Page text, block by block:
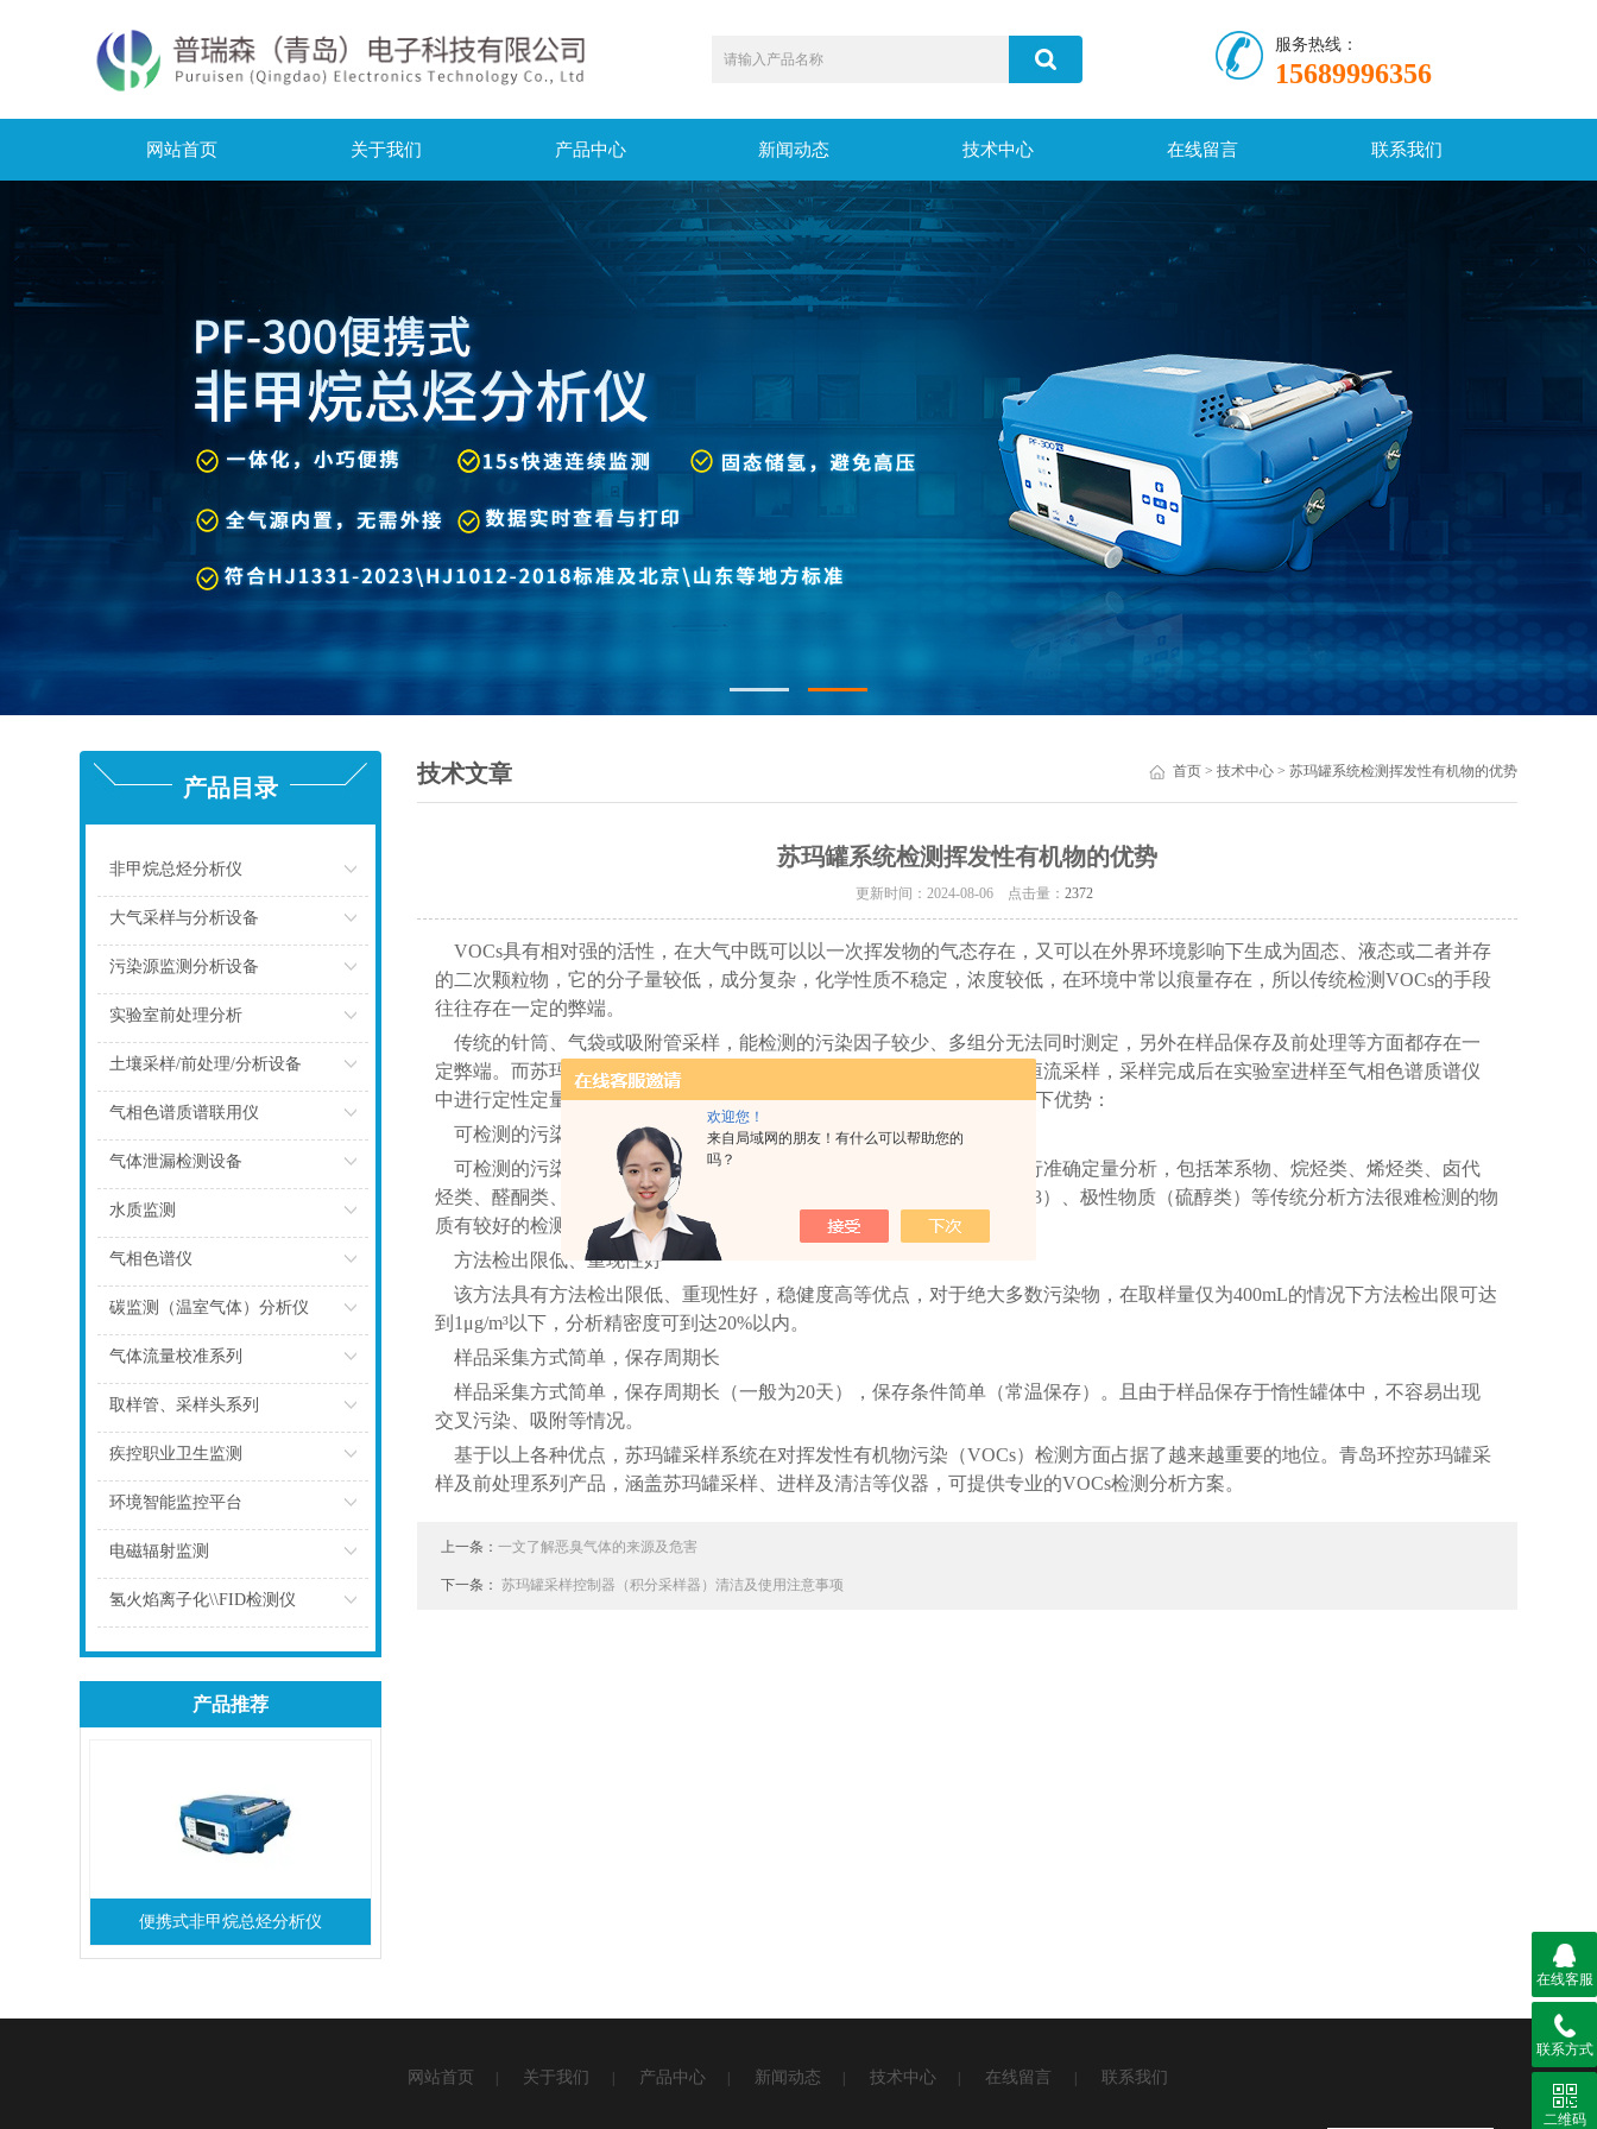
欢迎您！
来自局域网的朋友！有什么可以帮助您的
吗？
服务热线：
15689996356
网站首页 关于我们 产品中心 新闻动态 技术中心 在线留言 联系我们
产品目录
非甲烷总烃分析仪
大气采样与分析设备
污染源监测分析设备
实验室前处理分析
点击
土壤采样/前处理/分析设备
气相色谱质谱联用仪
气体泄漏检测设备
水质监测
气相色谱仪
点击
碳监测（温室气体）分析仪
气体流量校准系列
取样管、采样头系列
疾控职业卫生监测
环境智能监控平台
电磁辐射监测
点击
氢火焰离子化\\FID检测仪
产品推荐
便携式非甲烷总烃分析仪
技术文章 首页> 技术中心> 苏玛罐系统检测挥发性有机物的优势
苏玛罐系统检测挥发性有机物的优势
更新时间：2024-08-06 点击量：2372
VOCs具有相对强的活性，在大气中既可以以一次挥发物的气态存在，又可以在外界环境影响下生成为固态、液态或二者并存
的二次颗粒物，它的分子量较低，成分复杂，化学性质不稳定，浓度较低，在环境中常以痕量存在，所以传统检测VOCs的手段
往往存在一定的弊端。
传统的针筒、气袋或吸附管采样，能检测的污染因子较少、多组分无法同时测定，另外在样品保存及前处理等方面都存在一
定弊端。而苏玛罐检测方法使用内壁经过惰性化处理的采样罐，可进行恒流采样，采样完成后在实验室进样至气相色谱质谱仪
中进行定性定量分析，优化了传统VOCs检测方法的种种弊端，并具有以下优势：
可检测的污染物种类广泛
可检测的污染物种类广泛，一个方法可同时对上百种挥发性有机物进行准确定量分析，包括苯系物、烷烃类、烯烃类、卤代
烃类、醛酮类、氯苯类、硫醇类污染物等等。特别是对小分子量（C2~C3）、极性物质（硫醇类）等传统分析方法很难检测的物
质有较好的检测效果。
方法检出限低、重现性好
该方法具有方法检出限低、重现性好，稳健度高等优点，对于绝大多数污染物，在取样量仅为400mL的情况下方法检出限可达
到1μg/m³以下，分析精密度可到达20%以内。
样品采集方式简单，保存周期长
样品采集方式简单，保存周期长（一般为20天），保存条件简单（常温保存）。且由于样品保存于惰性罐体中，不容易出现
交叉污染、吸附等情况。
基于以上各种优点，苏玛罐采样系统在对挥发性有机物污染（VOCs）检测方面占据了越来越重要的地位。青岛环控苏玛罐采
样及前处理系列产品，涵盖苏玛罐采样、进样及清洁等仪器，可提供专业的VOCs检测分析方案。
上一条：一文了解恶臭气体的来源及危害
下一条：苏玛罐采样控制器（积分采样器）清洁及使用注意事项
网站首页 关于我们 产品中心 新闻动态 技术中心 在线留言 联系我们
在线客服
联系方式
二维码